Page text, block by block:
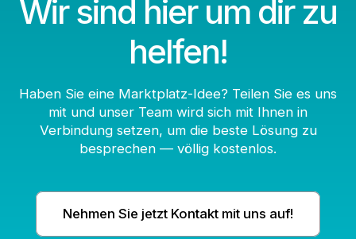
Wir sind hier um dir zu
helfen!
Haben Sie eine Marktplatz-Idee? Teilen Sie es uns
mit und unser Team wird sich mit Ihnen in
Verbindung setzen, um die beste Lösung zu
besprechen — völlig kostenlos.
Nehmen Sie jetzt Kontakt mit uns auf!